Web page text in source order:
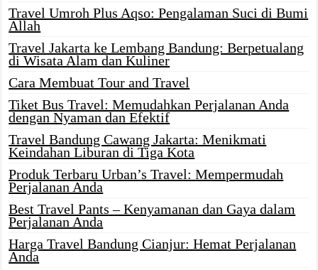
Travel Umroh Plus Aqso: Pengalaman Suci di Bumi
Allah
Travel Jakarta ke Lembang Bandung: Berpetualang
di Wisata Alam dan Kuliner
Cara Membuat Tour and Travel
Tiket Bus Travel: Memudahkan Perjalanan Anda
dengan Nyaman dan Efektif
Travel Bandung Cawang Jakarta: Menikmati
Keindahan Liburan di Tiga Kota
Produk Terbaru Urban’s Travel: Mempermudah
Perjalanan Anda
Best Travel Pants – Kenyamanan dan Gaya dalam
Perjalanan Anda
Harga Travel Bandung Cianjur: Hemat Perjalanan
Anda